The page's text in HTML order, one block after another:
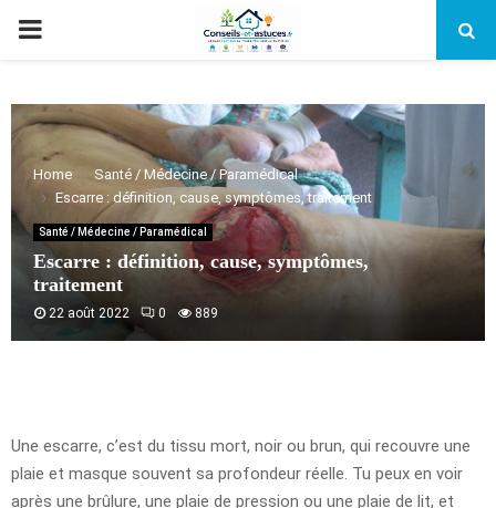
PRIMARY
Home
Santé / Médecine / Paramédical
Escarre : définition, cause, symptômes, traitement
Santé / Médecine / Paramédical
Escarre : définition, cause, symptômes,
traitement
22 août 2022 0 889
Une escarre, c’est du tissu mort, noir ou brun, qui recouvre une
plaie et masque souvent sa profondeur réelle. Tu peux en voir
après une brûlure, une plaie de pression ou une plaie de lit, et